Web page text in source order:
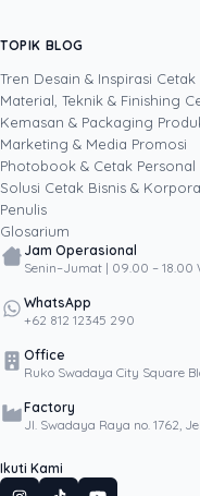
sampai
kacamata
Popular
TOPIK BLOG
Tren Desain & Inspirasi Cetak
Material, Teknik & Finishing
Kemasan & Packaging
Marketing & Media Promosi
Photobook & Cetak Personal
Solusi Cetak Bisnis &
Penulis
Glosarium
Jam Operasional
Senin–Jumat | 09.00 – 18.00
WhatsApp
+62 812 12345 290
Office
Ruko Swadaya City Square
Factory
Jl. Swadaya Raya no. 1762,
Ikuti Kami